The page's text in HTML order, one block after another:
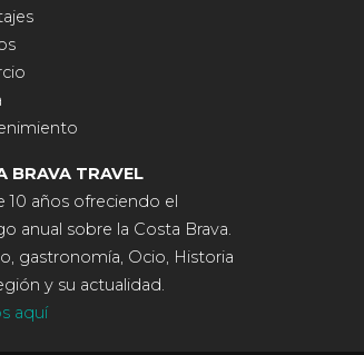
BRAVA TRAVEL
10 años ofreciendo el
anual sobre la Costa Brava.
gastronomía, Ocio, Historia
y su actualidad.
aquí